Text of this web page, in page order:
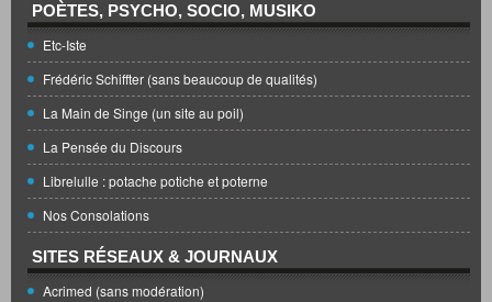
POÈTES, PSYCHO, SOCIO, MUSIKO
Etc-Iste
Frédéric Schiffter (sans beaucoup de qualités)
La Main de Singe (un site au poil)
La Pensée du Discours
Librelulle : potache potiche et poterne
Nos Consolations
SITES RÉSEAUX & JOURNAUX
Acrimed (sans modération)